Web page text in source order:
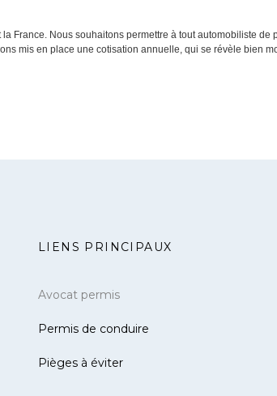
France. Nous souhaitons permettre à tout automobiliste
mis en place une cotisation annuelle, qui se révèle bien
LIENS PRINCIPAUX
Avocat permis
Permis de conduire
Pièges à éviter